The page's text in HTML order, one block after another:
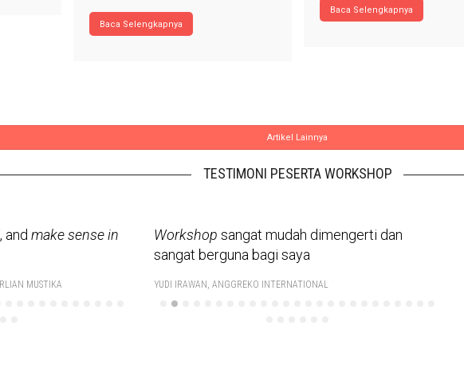
Baca Selengkapnya
Baca Selengkapnya
Artikel Lainnya
TESTIMONI PESERTA WORKSHOP
, and make sense in
MUSTIKA
Workshop sangat mudah dimengerti dan
sangat berguna bagi saya
YUDI IRAWAN, ANGGREKO INTERNATIONAL